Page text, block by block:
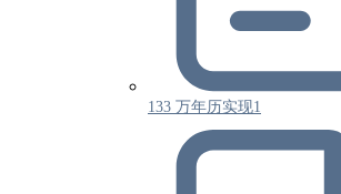
133 万年历实现1